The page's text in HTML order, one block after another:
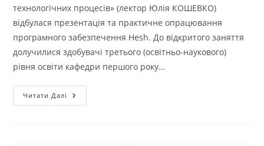
технологічних процесів» (лектор Юлія КОШЕВКО)
відбулася презентація та практичне опрацювання
програмного забезпечення Hesh. До відкритого заняття
долучилися здобувачі третього (освітньо-наукового)
рівня освіти кафедри першого року…
Читати Далі ЦИФРОВІ
ІНСТРУМЕНТИ